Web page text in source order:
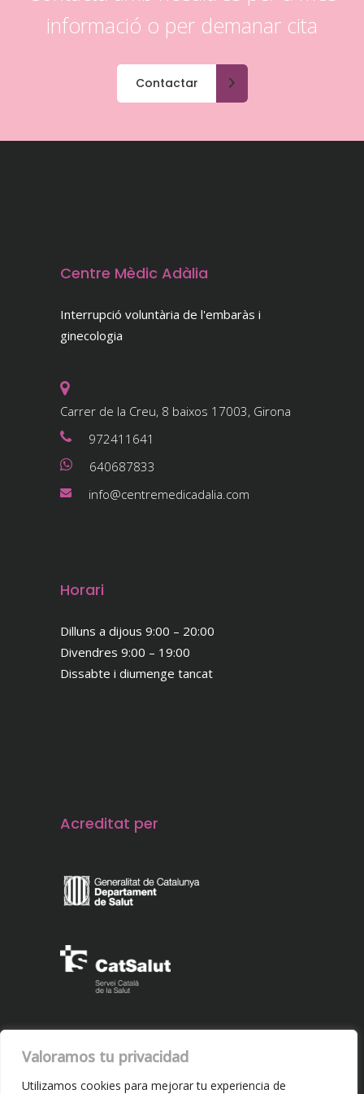
Valoramos tu privacidad
Utilizamos cookies para mejorar tu experiencia de
informació o per demanar cita
Contactar
Centre Mèdic Adàlia
Interrupció voluntària de l'embaràs i
ginecologia
Carrer de la Creu, 8 baixos 17003, Girona
972411641
640687833
info@centremedicadalia.com
Horari
Dilluns a dijous 9:00 – 20:00
Divendres 9:00 – 19:00
Dissabte i diumenge tancat
Acreditat per